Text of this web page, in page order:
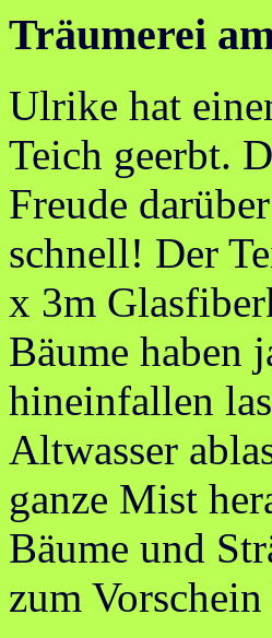
Träumerei
Ulrike hat
Teich geerbt.
Freude
schnell! Der
x 3m
Bäume haben
hineinfallen
Altwasser
ganze Mist
Bäume und
zum